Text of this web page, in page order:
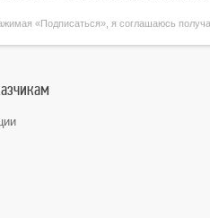
«Подписаться», я соглашаюсь